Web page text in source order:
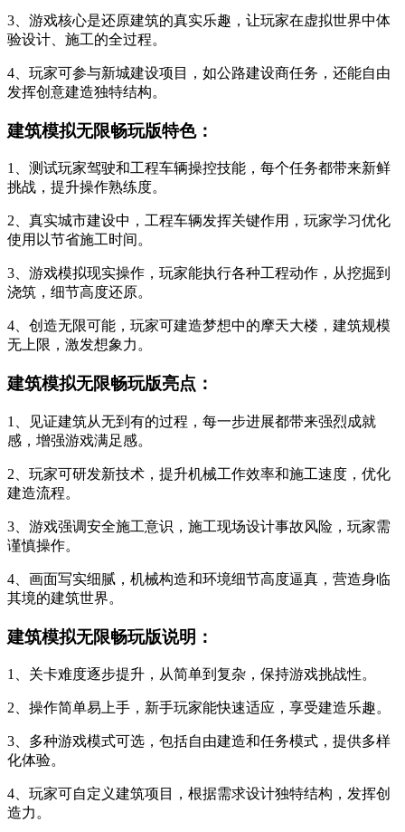
3、游戏核心是还原建筑的真实乐趣，让玩家在虚拟世界中体
验设计、施工的全过程。
4、玩家可参与新城建设项目，如公路建设商任务，还能自由
发挥创意建造独特结构。
建筑模拟无限畅玩版特色：
1、测试玩家驾驶和工程车辆操控技能，每个任务都带来新鲜
挑战，提升操作熟练度。
2、真实城市建设中，工程车辆发挥关键作用，玩家学习优化
使用以节省施工时间。
3、游戏模拟现实操作，玩家能执行各种工程动作，从挖掘到
浇筑，细节高度还原。
4、创造无限可能，玩家可建造梦想中的摩天大楼，建筑规模
无上限，激发想象力。
建筑模拟无限畅玩版亮点：
1、见证建筑从无到有的过程，每一步进展都带来强烈成就
感，增强游戏满足感。
2、玩家可研发新技术，提升机械工作效率和施工速度，优化
建造流程。
3、游戏强调安全施工意识，施工现场设计事故风险，玩家需
谨慎操作。
4、画面写实细腻，机械构造和环境细节高度逼真，营造身临
其境的建筑世界。
建筑模拟无限畅玩版说明：
1、关卡难度逐步提升，从简单到复杂，保持游戏挑战性。
2、操作简单易上手，新手玩家能快速适应，享受建造乐趣。
3、多种游戏模式可选，包括自由建造和任务模式，提供多样
化体验。
4、玩家可自定义建筑项目，根据需求设计独特结构，发挥创
造力。